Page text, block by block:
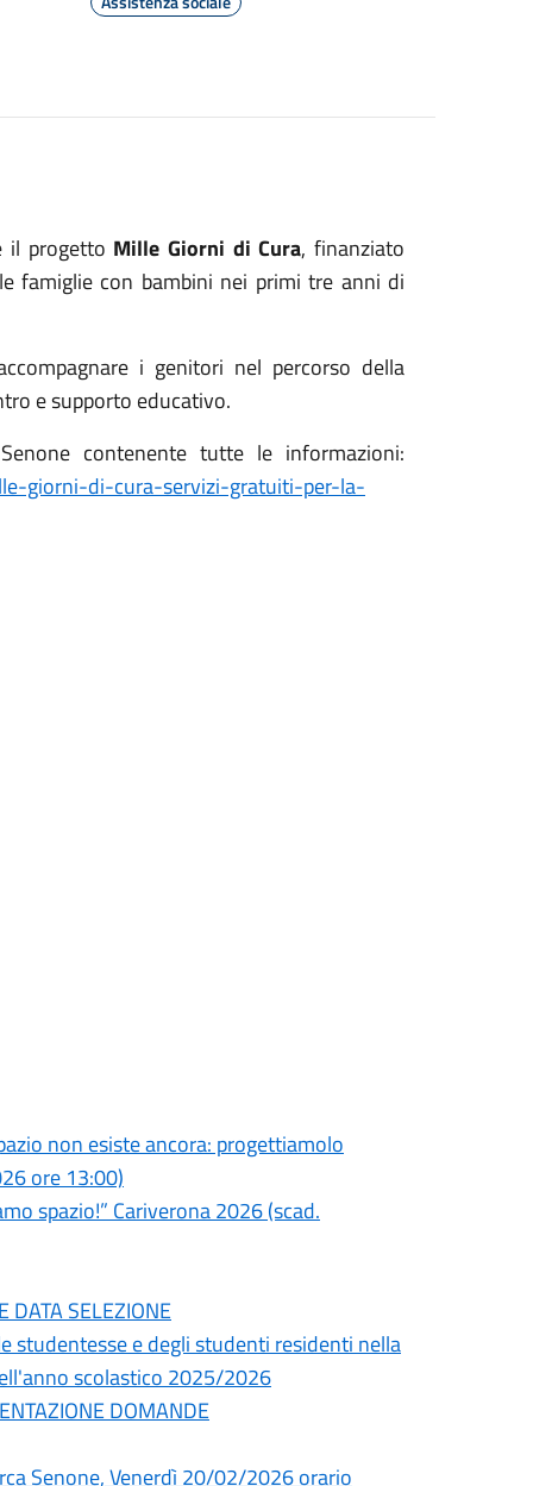
il progetto Mille Giorni di Cura, finanziato
famiglie con bambini nei primi tre anni di
i genitori nel percorso della
e supporto educativo.
contenente tutte le informazioni:
giorni-di-cura-servizi-gratuiti-per-la-
non esiste ancora: progettiamolo
ore 13:00)
spazio!” Cariverona 2026 (scad.
SELEZIONE
studentesse e degli studenti residenti nella
scolastico 2025/2026
DOMANDE
Senone, Venerdì 20/02/2026 orario